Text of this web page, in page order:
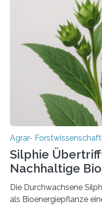
und dem Gartenbau
daher entscheidend,
bekämpfen, während
erhalten bleiben. An der
Gießen (JLU) erforscht
Marc F. Schetelig am
Insektenbiotechnologie
biotechnologische
Agrar-
Silphie
Nachhaltige
Die Durchwachsene
als Bioenergiepflanze